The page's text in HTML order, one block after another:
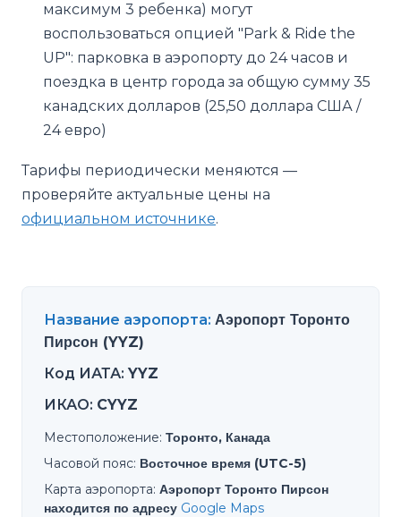
максимум 3 ребенка) могут
воспользоваться опцией "Park & Ride the
UP": парковка в аэропорту до 24 часов и
поездка в центр города за общую сумму 35
канадских долларов (25,50 доллара США /
24 евро)
Тарифы периодически меняются —
проверяйте актуальные цены на
официальном источнике.
Название аэропорта: Аэропорт Торонто
Пирсон (YYZ)
Код ИАТА: YYZ
ИКАО: CYYZ
Местоположение: Торонто, Канада
Часовой пояс: Восточное время (UTC-5)
Карта аэропорта: Аэропорт Торонто Пирсон
находится по адресу Google Maps